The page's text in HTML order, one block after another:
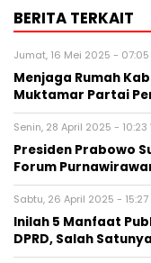
BERITA TERKAIT
Jumat, 16 Mei 2025 - 07:05
Menjaga Rumah
Muktamar Partai
Senin, 28 April 2025 - 10:23
Presiden Prabowo
Forum
Sabtu, 26 April 2025 - 15:27
Inilah 5 Manfaat
DPRD, Salah